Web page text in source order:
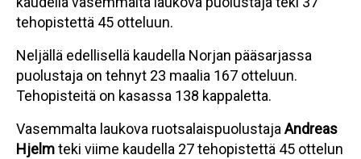
tehopistettä 45 otteluun.
Neljällä edellisellä kaudella Norjan pääsarjassa
puolustaja on tehnyt 23 maalia 167 otteluun.
Tehopisteitä on kasassa 138 kappaletta.
Vasemmalta laukova ruotsalaispuolustajaAndreas
Hjelmteki viime kaudella 27 tehopistettä 45 ottelun